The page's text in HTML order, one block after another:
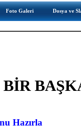
Foto Galeri Dosya ve
BİR
Hazırla